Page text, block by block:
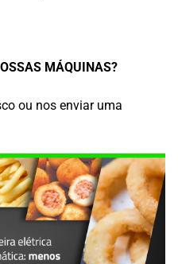
MÁQUINAS?
ou nos enviar uma